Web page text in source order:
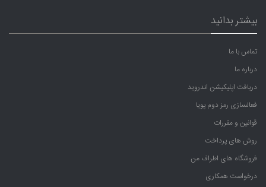
بیشتر بدانید
تماس با ما
درباره ما
دریافت اپلیکیشن اندروید
فعالسازی رمز دوم پویا
قوانین و مقررات
روش های پرداخت
فروشگاه های اطراف من
درخواست همکاری